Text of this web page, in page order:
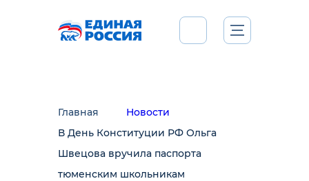
Главная
Новости
В День Конституции РФ Ольга
Швецова вручила паспорта
тюменским школьникам